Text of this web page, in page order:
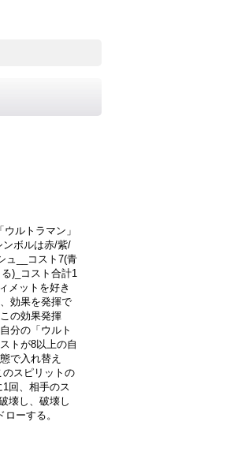
ルトラマン」
ンボルは赤/紫/
ュ__コスト7(青
)_コスト合計1
メットを好き
効果を発揮で
の効果発揮
分の「ウルト
トが8以上の自
で入れ替え
のスピリットの
回、相手のス
壊し、破壊し
ーする。